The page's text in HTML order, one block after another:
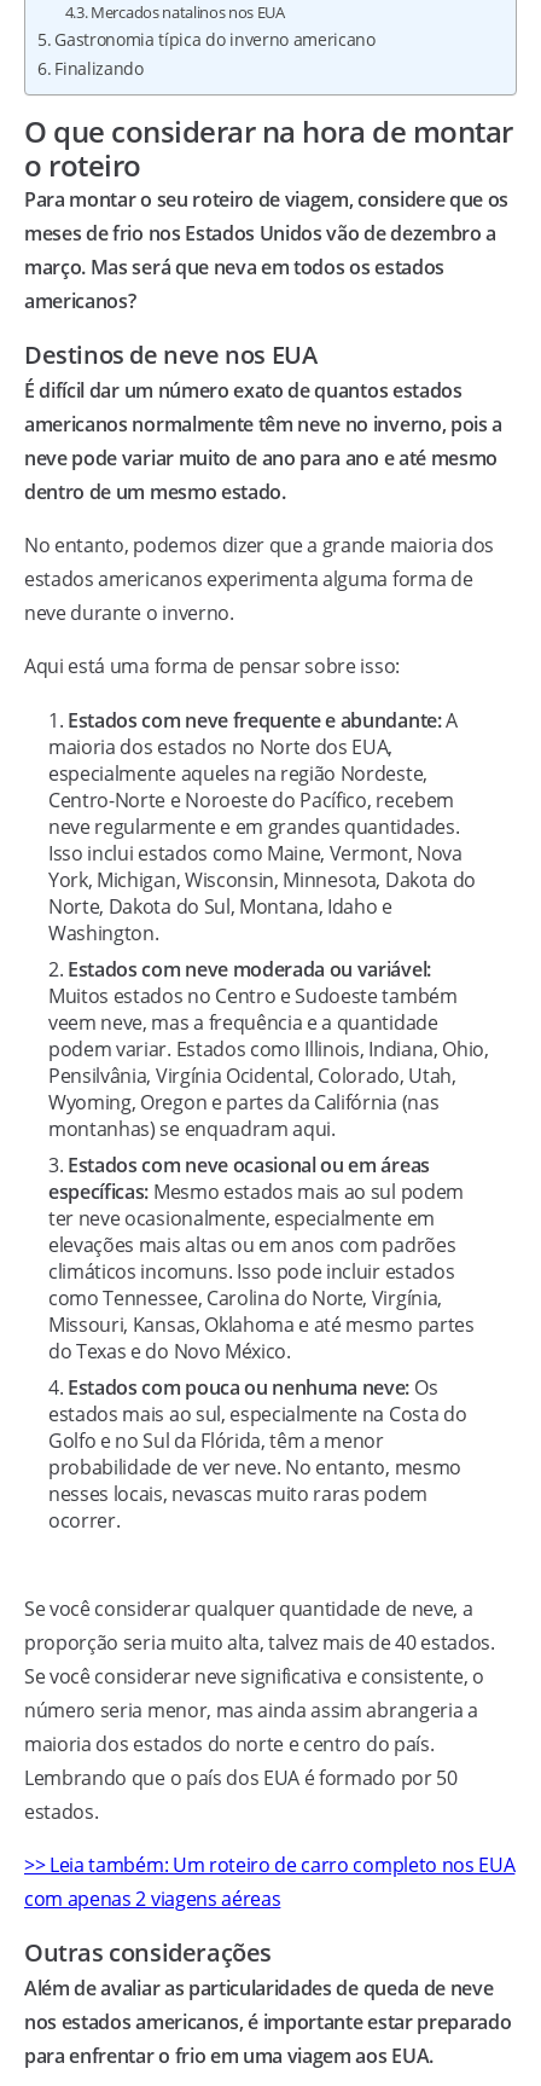
Mercados natalinos nos EUA
Gastronomia típica do inverno americano
Finalizando
O que considerar na hora de montar
o roteiro
Para montar o seu roteiro de viagem, considere que os
meses de frio nos Estados Unidos vão de dezembro a
março. Mas será que neva em todos os estados
americanos?
Destinos de neve nos EUA
É difícil dar um número exato de quantos estados
americanos normalmente têm neve no inverno, pois a
neve pode variar muito de ano para ano e até mesmo
dentro de um mesmo estado.
No entanto, podemos dizer que a grande maioria dos
estados americanos experimenta alguma forma de
neve durante o inverno.
Aqui está uma forma de pensar sobre isso:
Estados com neve frequente e abundante:A
maioria dos estados no Norte dos EUA,
especialmente aqueles na região Nordeste,
Centro-Norte e Noroeste do Pacífico, recebem
neve regularmente e em grandes quantidades.
Isso inclui estados como Maine, Vermont, Nova
York, Michigan, Wisconsin, Minnesota, Dakota do
Norte, Dakota do Sul, Montana, Idaho e
Washington.
Estados com neve moderada ou variável:
Muitos estados no Centro e Sudoeste também
veem neve, mas a frequência e a quantidade
podem variar. Estados como Illinois, Indiana, Ohio,
Pensilvânia, Virgínia Ocidental, Colorado, Utah,
Wyoming, Oregon e partes da Califórnia (nas
montanhas) se enquadram aqui.
Estados com neve ocasional ou em áreas
específicas: Mesmo estados mais ao sul podem
ter neve ocasionalmente, especialmente em
elevações mais altas ou em anos com padrões
climáticos incomuns. Isso pode incluir estados
como Tennessee, Carolina do Norte, Virgínia,
Missouri, Kansas, Oklahoma e até mesmo partes
do Texas e do Novo México.
Estados com pouca ou nenhuma neve: Os
estados mais ao sul, especialmente na Costa do
Golfo e no Sul da Flórida, têm a menor
probabilidade de ver neve. No entanto, mesmo
nesses locais, nevascas muito raras podem
ocorrer.
Se você considerar qualquer quantidade de neve, a
proporção seria muito alta, talvez mais de 40 estados.
Se você considerar neve significativa e consistente, o
número seria menor, mas ainda assim abrangeria a
maioria dos estados do norte e centro do país.
Lembrando que o país dos EUA é formado por 50
estados.
>> Leia também: Um roteiro de carro completo nos EUA
com apenas 2 viagens aéreas
Outras considerações
Além de avaliar as particularidades de queda de neve
nos estados americanos, é importante estar preparado
para enfrentar o frio em uma viagem aos EUA.